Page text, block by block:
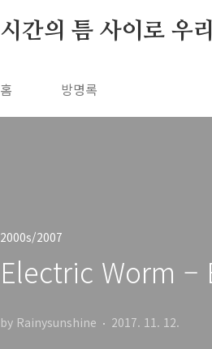
시간의 틈 사이로 우
홈 방명록
2000s/2007
Electric Worm –
by Rainysunshine 2017. 11. 12.